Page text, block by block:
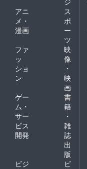
アニ
メ・
漫画
ス
ポ
ー
ツ
ファ
ッ
ショ
ン
映
像
・
映
画
ゲー
ム・
サー
ビス
開発
書
籍
・
雑
誌
出
版
ビジ
ビ